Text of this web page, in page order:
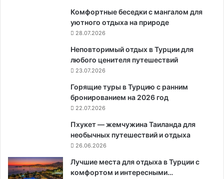
Комфортные беседки с мангалом для
уютного отдыха на природе
28.07.2026
Неповторимый отдых в Турции для
любого ценителя путешествий
23.07.2026
Горящие туры в Турцию с ранним
бронированием на 2026 год
22.07.2026
Пхукет — жемчужина Таиланда для
необычных путешествий и отдыха
26.06.2026
Лучшие места для отдыха в Турции с
комфортом и интересными…